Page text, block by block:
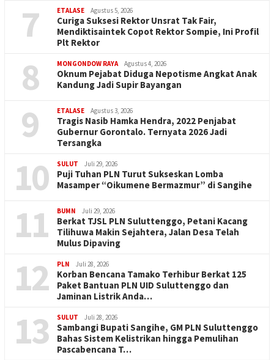
7 ETALASE Agustus 5, 2026
Curiga Suksesi Rektor Unsrat Tak Fair,
Mendiktisaintek Copot Rektor Sompie, Ini Profil
Plt Rektor
8 MONGONDOW RAYA Agustus 4, 2026
Oknum Pejabat Diduga Nepotisme Angkat Anak
Kandung Jadi Supir Bayangan
9 ETALASE Agustus 3, 2026
Tragis Nasib Hamka Hendra, 2022 Penjabat
Gubernur Gorontalo. Ternyata 2026 Jadi
Tersangka
10 SULUT Juli 29, 2026
Puji Tuhan PLN Turut Sukseskan Lomba
Masamper “Oikumene Bermazmur” di Sangihe
11 BUMN Juli 29, 2026
Berkat TJSL PLN Suluttenggo, Petani Kacang
Tilihuwa Makin Sejahtera, Jalan Desa Telah
Mulus Dipaving
12 PLN Juli 28, 2026
Korban Bencana Tamako Terhibur Berkat 125
Paket Bantuan PLN UID Suluttenggo dan
Jaminan Listrik Anda…
13 SULUT Juli 28, 2026
Sambangi Bupati Sangihe, GM PLN Suluttenggo
Bahas Sistem Kelistrikan hingga Pemulihan
Pascabencana T…